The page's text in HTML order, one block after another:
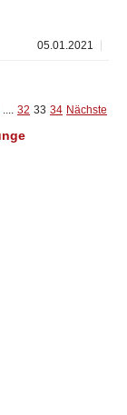
05.01.2021
.... 32 33 34 Nächste